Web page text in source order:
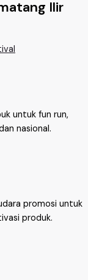
Ilir
untuk fun run,
nasional.
promosi untuk
produk.